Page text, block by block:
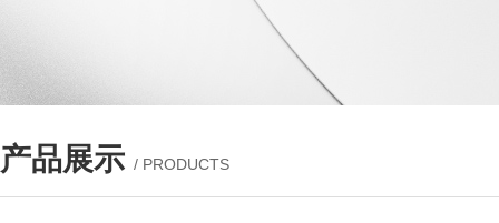
产品展示 / PRODUCTS